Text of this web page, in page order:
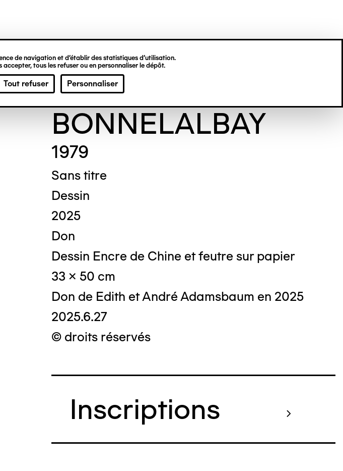
de navigation et d’établir des statistiques d’utilisation.
tous les refuser ou en personnaliser le dépôt.
Tout refuser Personnaliser
Thérèse
BONNELALBAY
1979
Sans titre
Dessin
2025
Don
Dessin Encre de Chine et feutre sur papier
33 x 50 cm
Don de Edith et André Adamsbaum en 2025
2025.6.27
© droits réservés
Inscriptions